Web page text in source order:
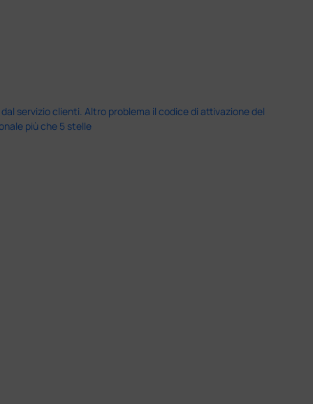
servizio clienti. Altro problema il codice di attivazione del
più che 5 stelle